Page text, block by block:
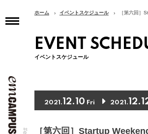
TOP
インフォメーション
イベントスケジュー
EVENT SCHEDULE
CONCEPT
ホーム イベントスケジュール ［第六回］
EVENT
イベントスケジュール
2021.12.10 Fri 2021.
［第六回］Startup